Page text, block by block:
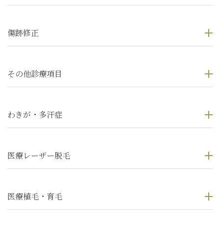
傷跡修正
その他診療項目
わきが・多汗症
医療レーザー脱毛
医療植毛・育毛